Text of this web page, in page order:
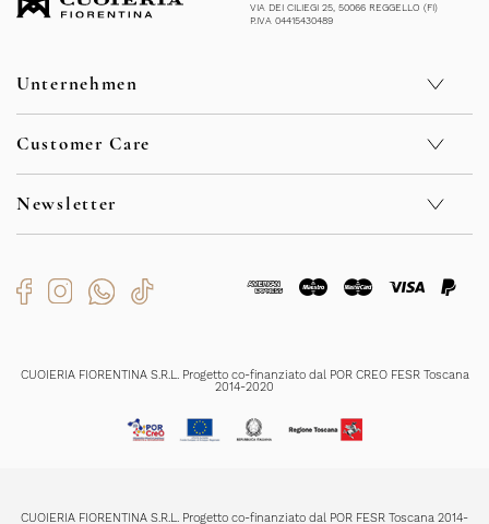
VIA DEI CILIEGI 25, 50066 REGGELLO (FI)
P.IVA 04415430489
Unternehmen
Nachhaltigkeit
Privacy Policy
Cookie Policy
Code of Ethics
Customer Care
Sicherheit
Rückgabe und Rückerstattungen
Zahlungsmethoden
Produktenpflege
Newsletter
CUOIERIA FIORENTINA S.R.L. Progetto co-finanziato dal POR CREO FESR Toscana
2014-2020
CUOIERIA FIORENTINA S.R.L. Progetto co-finanziato dal POR FESR Toscana 2014-